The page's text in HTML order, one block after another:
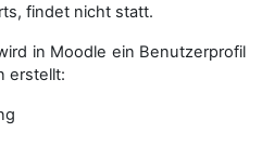
findet nicht statt.
in Moodle ein Benutzerprofil
erstellt: